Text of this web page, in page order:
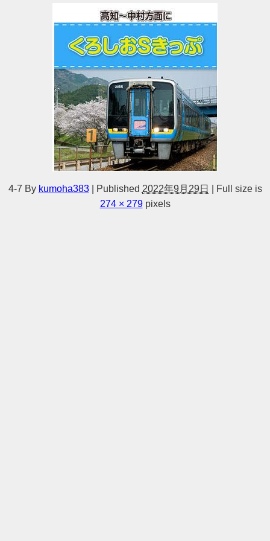
4-7 By kumoha383 Published 2022年9月29日
Full size is
274 × 279pixels